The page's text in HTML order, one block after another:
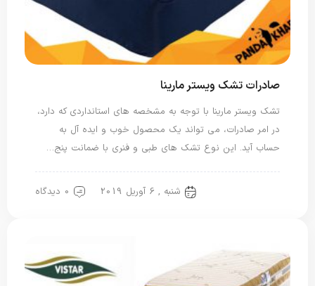
صادرات تشک ویستر مارینا
تشک ویستر مارینا با توجه به مشخصه های استانداردی که دارد،
در امر صادرات، می تواند یک محصول خوب و ایده آل به
حساب آید. این نوع تشک های طبی و فنری با ضمانت پنج…
شنبه , 6 آوریل 2019 0 دیدگاه